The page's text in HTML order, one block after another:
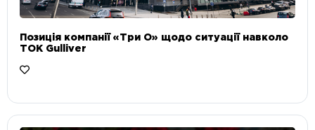
Позиція компанії «Три О» щодо ситуації навколо
ТОК Gulliver